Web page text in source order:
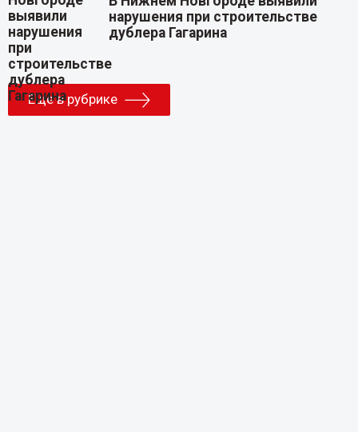
нарушения при строительстве
дублера Гагарина
Еще в рубрике